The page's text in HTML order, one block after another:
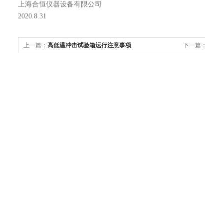
上海合恒仪器设备有限公司
2020.8.31
上一篇： 高低温冲击试验箱运行注意事项 下一篇：